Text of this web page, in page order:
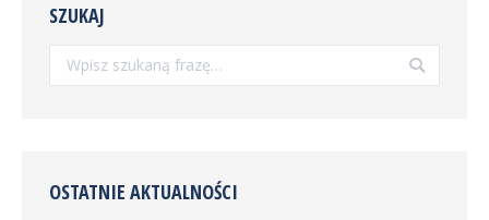
SZUKAJ
Szukaj:
OSTATNIE AKTUALNOŚCI